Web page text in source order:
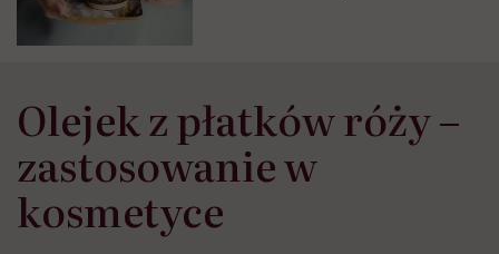
Olejek z płatków róży –
zastosowanie w
kosmetyce